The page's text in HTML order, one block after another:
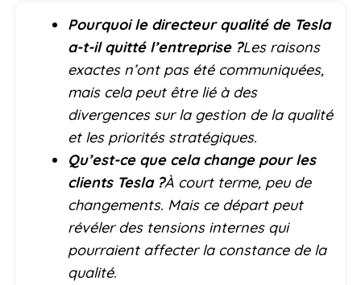
Pourquoi le directeur qualité de Tesla
a-t-il quitté l’entreprise ?Les raisons
exactes n’ont pas été communiquées,
mais cela peut être lié à des
divergences sur la gestion de la qualité
et les priorités stratégiques.
Qu’est-ce que cela change pour les
clients Tesla ?À court terme, peu de
changements. Mais ce départ peut
révéler des tensions internes qui
pourraient affecter la constance de la
qualité.